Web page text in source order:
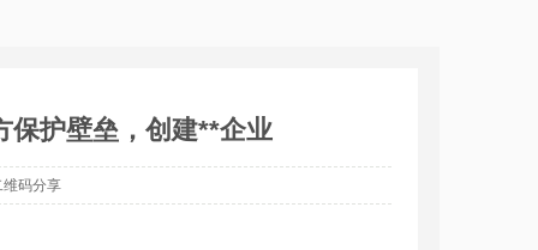
保护壁垒，创建**企业
维码分享